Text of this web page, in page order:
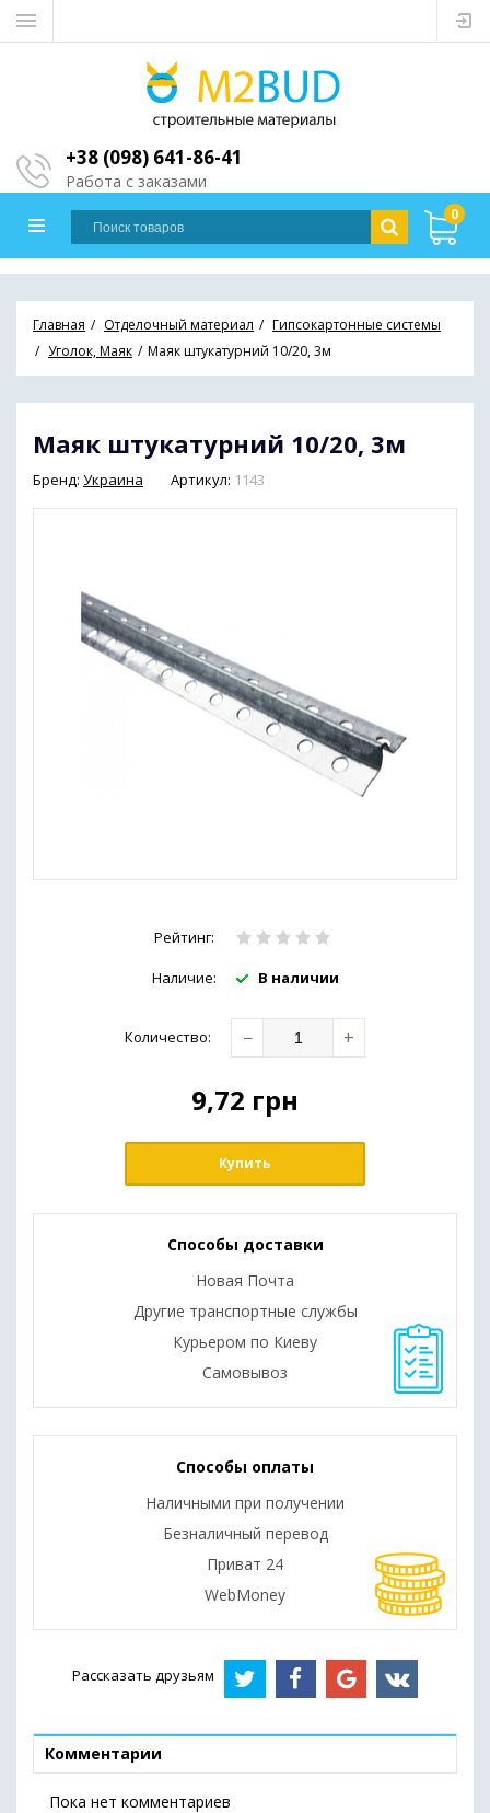
+38 (098) 641-86-41
Работа с заказами
0
Главная Отделочный материал
Гипсокартонные системы
Уголок, Маяк
Маяк штукатурний 10/20, 3м
Маяк штукатурний 10/20, 3м
Бренд: Украина Артикул: 1143
Рейтинг:
Наличие: В наличии
Количество: − +
9,72 грн
Купить
Способы доставки
Новая Почта
Другие транспортные службы
Курьером по Киеву
Самовывоз
Способы оплаты
Наличными при получении
Безналичный перевод
Приват 24
WebMoney
Рассказать друзьям
Комментарии
Пока нет комментариев